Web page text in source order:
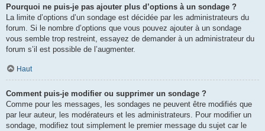
Pourquoi ne puis-je pas ajouter plus d’options à un sondage ?
La limite d’options d’un sondage est décidée par les administrateurs du
forum. Si le nombre d’options que vous pouvez ajouter à un sondage
vous semble trop restreint, essayez de demander à un administrateur du
forum s’il est possible de l’augmenter.
Haut
Comment puis-je modifier ou supprimer un sondage ?
Comme pour les messages, les sondages ne peuvent être modifiés que
par leur auteur, les modérateurs et les administrateurs. Pour modifier un
sondage, modifiez tout simplement le premier message du sujet car le